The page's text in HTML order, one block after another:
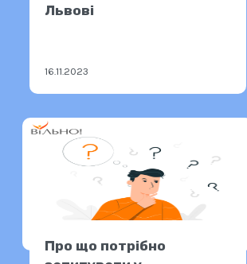
Львові
16.11.2023
Про що потрібно